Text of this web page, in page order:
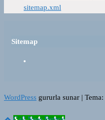
sitemap.xml
Sitemap
WordPress gururla sunar | Tema: